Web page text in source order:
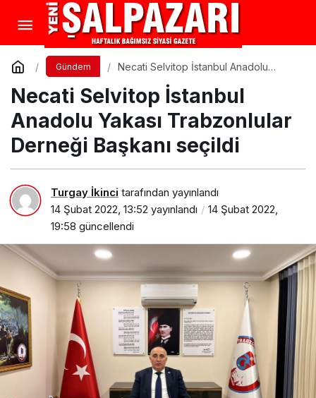
Gündem
Necati Selvitop İstanbul Anadolu
seçildi
Necati Selvitop İstanbul
Anadolu Yakası Trabzonlular
Derneği Başkanı seçildi
Turgay İkinci tarafından yayınlandı
14 Şubat 2022, 13:52 yayınlandı
14 Şubat 2022,
19:58 güncellendi